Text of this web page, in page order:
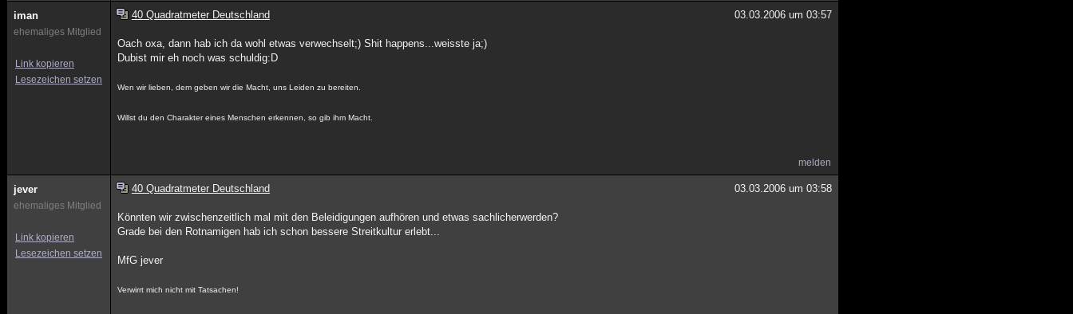
iman
ehemaliges Mitglied
Link kopieren
Lesezeichen setzen
40 Quadratmeter Deutschland 03.03.2006 um 03:57
Oach oxa, dann hab ich da wohl etwas verwechselt;) Shit happens...weisste ja;)
Dubist mir eh noch was schuldig:D
Wen wir lieben, dem geben wir die Macht, uns Leiden zu bereiten.
Willst du den Charakter eines Menschen erkennen, so gib ihm Macht.
melden
jever
ehemaliges Mitglied
Link kopieren
Lesezeichen setzen
40 Quadratmeter Deutschland 03.03.2006 um 03:58
Könnten wir zwischenzeitlich mal mit den Beleidigungen aufhören und etwas sachlicherwerden?
Grade bei den Rotnamigen hab ich schon bessere Streitkultur erlebt...
MfG jever
Verwirrt mich nicht mit Tatsachen!